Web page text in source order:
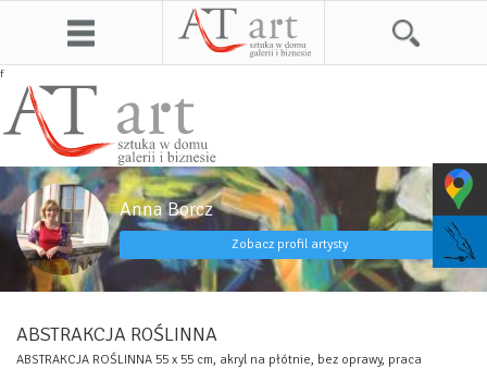
f
ABSTRAKCJA ROŚLINNA
ABSTRAKCJA ROŚLINNA 55 x 55 cm, akryl na płótnie, bez oprawy, praca
Anna Borcz
Zobacz profil artysty